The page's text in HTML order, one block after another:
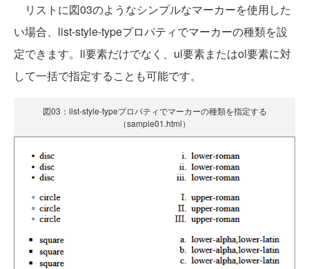
リストに図03のようなシンプルなマーカーを使用した
い場合、list-style-typeプロパティでマーカーの種類を設
定できます。li要素だけでなく、ul要素またはol要素に対
して一括で指定することも可能です。
図03：list-style-typeプロパティでマーカーの種類を指定する
（sample01.html）